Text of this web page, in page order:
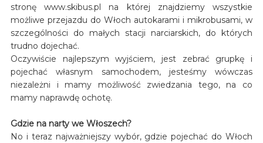
stronę www.skibus.pl na której znajdziemy wszystkie
możliwe przejazdu do Włoch autokarami i mikrobusami, w
szczególności do małych stacji narciarskich, do których
trudno dojechać.
Oczywiście najlepszym wyjściem, jest zebrać grupkę i
pojechać własnym samochodem, jesteśmy wówczas
niezależni i mamy możliwość zwiedzania tego, na co
mamy naprawdę ochotę.
Gdzie na narty we Włoszech?
No i teraz najważniejszy wybór, gdzie pojechać do Włoch